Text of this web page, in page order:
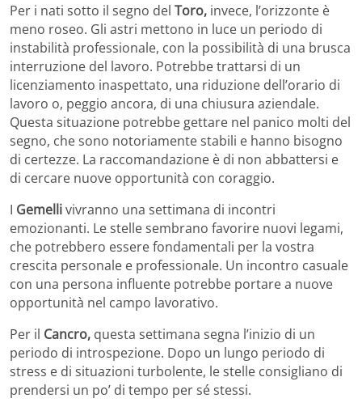
Per i nati sotto il segno del Toro, invece, l’orizzonte è
meno roseo. Gli astri mettono in luce un periodo di
instabilità professionale, con la possibilità di una brusca
interruzione del lavoro. Potrebbe trattarsi di un
licenziamento inaspettato, una riduzione dell’orario di
lavoro o, peggio ancora, di una chiusura aziendale.
Questa situazione potrebbe gettare nel panico molti del
segno, che sono notoriamente stabili e hanno bisogno
di certezze. La raccomandazione è di non abbattersi e
di cercare nuove opportunità con coraggio.
I Gemellivivranno una settimana di incontri
emozionanti. Le stelle sembrano favorire nuovi legami,
che potrebbero essere fondamentali per la vostra
crescita personale e professionale. Un incontro casuale
con una persona influente potrebbe portare a nuove
opportunità nel campo lavorativo.
Per il Cancro, questa settimana segna l’inizio di un
periodo di introspezione. Dopo un lungo periodo di
stress e di situazioni turbolente, le stelle consigliano di
prendersi un po’ di tempo per sé stessi.